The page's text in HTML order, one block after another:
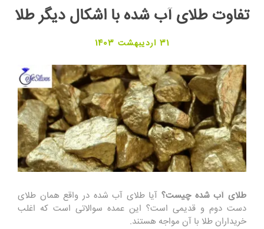
تفاوت طلای آب شده با اشکال دیگر طلا
31 اردیبهشت 1403
طلای آب شده چیست؟آیا طلای آب شده در واقع همان طلای
دست دوم و قدیمی است؟ این عمده سوالاتی است که اغلب
خریداران طلا با آن مواجه هستند.